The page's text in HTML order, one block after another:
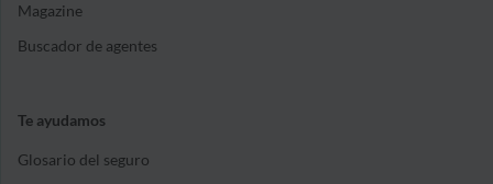
Magazine
Buscador de agentes
Te ayudamos
Glosario del seguro